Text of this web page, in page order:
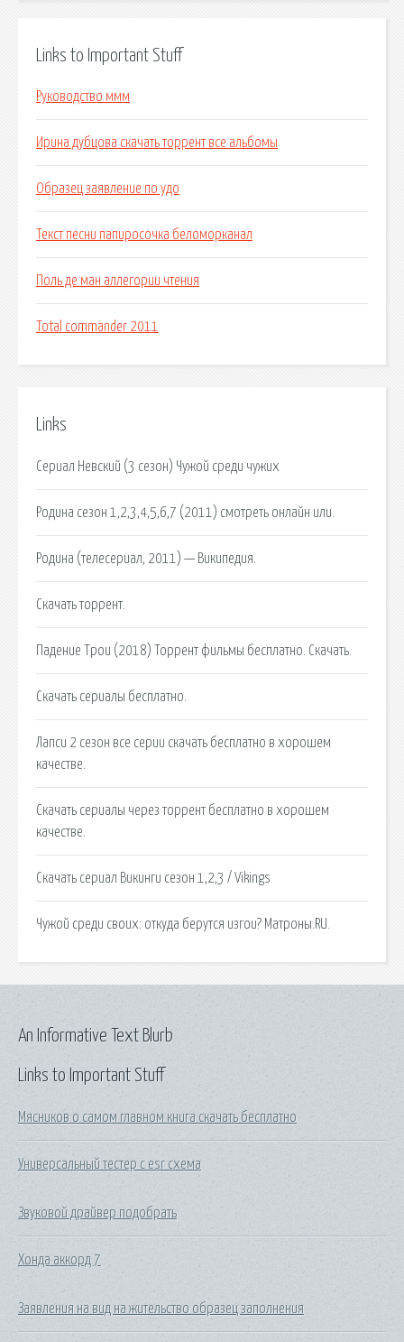
Links to Important Stuff
Руководство ммм
Ирина дубцова скачать торрент все альбомы
Образец заявление по удо
Текст песни папиросочка беломорканал
Поль де ман аллегории чтения
Total commander 2011
Links
Сериал Невский (3 сезон) Чужой среди чужих
Родина сезон 1,2,3,4,5,6,7 (2011) смотреть онлайн или.
Родина (телесериал, 2011) — Википедия.
Скачать торрент.
Падение Трои (2018) Торрент фильмы бесплатно. Скачать.
Скачать сериалы бесплатно.
Лапси 2 сезон все серии скачать бесплатно в хорошем
качестве.
Скачать сериалы через торрент бесплатно в хорошем
качестве.
Скачать сериал Викинги сезон 1,2,3 / Vikings
Чужой среди своих: откуда берутся изгои? Матроны.RU.
Links to Important Stuff
Мясников о самом главном книга скачать бесплатно
Универсальный тестер с esr схема
Звуковой драйвер подобрать
Хонда аккорд 7
Заявления на вид на жительство образец заполнения
An Informative Text Blurb